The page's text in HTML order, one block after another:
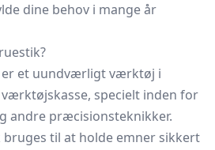
dine behov i mange år
er et uundværligt værktøj i
specielt inden for
andre præcisionsteknikker.
til at holde emner sikkert